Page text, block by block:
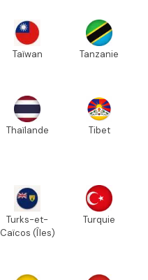
Taïwan Tanzanie
Thaïlande Tibet
Turks-et-
Caïcos (Îles)
Turquie